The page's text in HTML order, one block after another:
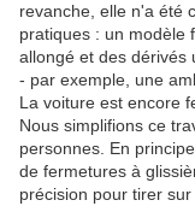
revanche, elle n'a été
pratiques : un modèle
allongé et des dérivés
- par exemple, une
La voiture est encore
Nous simplifions ce
personnes. En
de fermetures à
précision pour tirer